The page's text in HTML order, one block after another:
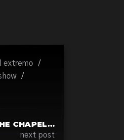
extremo
/
/
CHAPEL…
next post